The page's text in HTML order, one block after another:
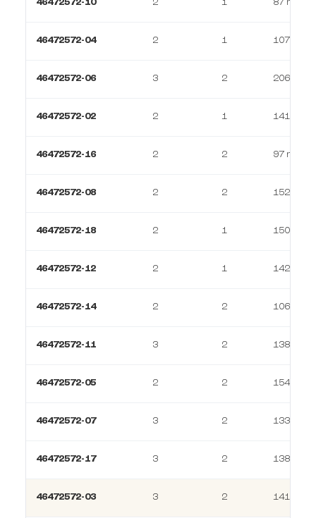
46472572-04 2 1 107 m²
46472572-06 3 2 206 m²
46472572-02 2 1 141 m²
46472572-16 2 2 97 m²
46472572-08 2 2 152 m²
46472572-18 2 1 150 m²
46472572-12 2 1 142 m²
46472572-14 2 2 106 m²
46472572-11 3 2 138 m²
46472572-05 2 2 154 m²
46472572-07 3 2 133 m²
46472572-17 3 2 138 m²
46472572-03 3 2 141 m²